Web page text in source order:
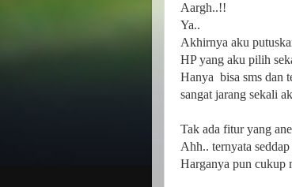
Aargh..!!
Ya..
Akhirnya aku
HP yang aku pilih
Hanya bisa sms dan
sangat jarang sekali
Tak ada fitur yang
Ahh.. ternyata
Harganya pun